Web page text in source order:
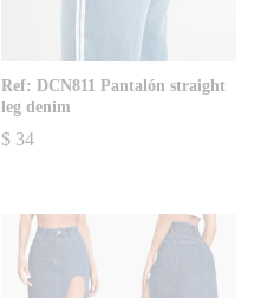
Ref: DCN811 Pantalón straight
leg denim
$ 34